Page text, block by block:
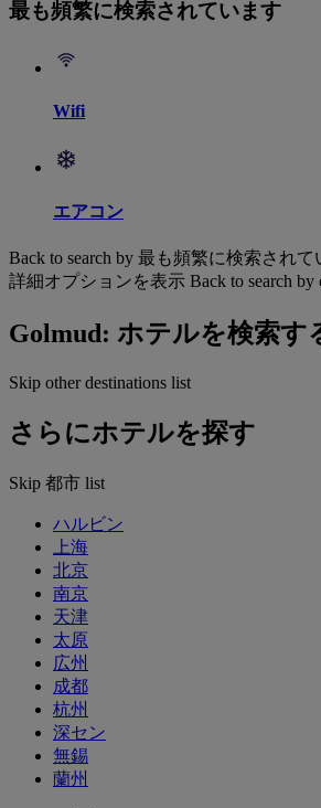
最も頻繁に検索されています
Wifi
エアコン
Back to search by 最も頻繁に検索されて
詳細オプションを表示 Back to search by
Golmud: ホテルを検索す
Skip other destinations list
さらにホテルを探す
Skip 都市 list
ハルビン
上海
北京
南京
天津
太原
広州
成都
杭州
深セン
無錫
蘭州